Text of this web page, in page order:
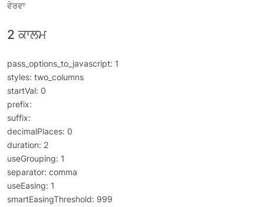
ਵੇਰਵਾ
2 ਕਾਲਮ
pass_options_to_javascript: 1
styles: two_columns
startVal: 0
prefix:
suffix:
decimalPlaces: 0
duration: 2
useGrouping: 1
separator: comma
useEasing: 1
smartEasingThreshold: 999